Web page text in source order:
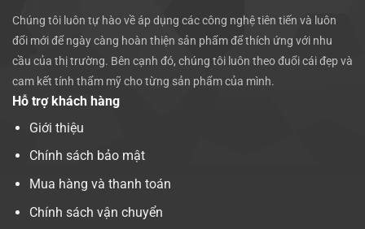
Chúng tôi luôn tự hào về áp dụng các công nghệ tiên tiến và luôn
đổi mới để ngày càng hoàn thiện sản phẩm để thích ứng với nhu
cầu của thị trường. Bên cạnh đó, chúng tôi luôn theo đuổi cái đẹp và
cam kết tính thẩm mỹ cho từng sản phẩm của mình.
Hỗ trợ khách hàng
Giới thiệu
Chính sách bảo mật
Mua hàng và thanh toán
Chính sách vận chuyển